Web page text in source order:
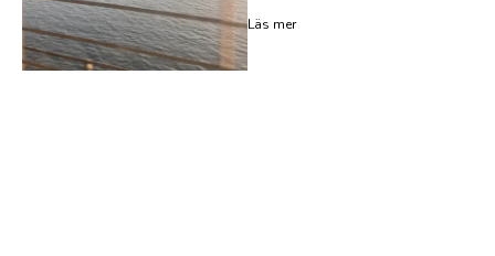
Läs mer